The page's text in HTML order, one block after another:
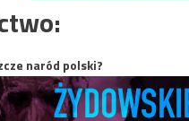
naród polski?